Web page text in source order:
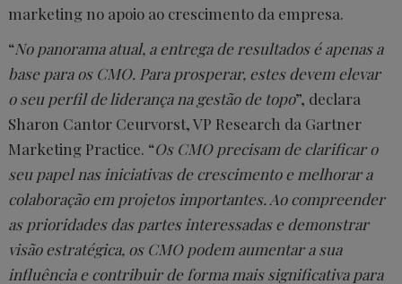
marketing no apoio ao crescimento da empresa.
“No panorama atual, a entrega de resultados é apenas a
base para os CMO. Para prosperar, estes devem elevar
o seu perfil de liderança na gestão de topo”, declara
Sharon Cantor Ceurvorst, VP Research da Gartner
Marketing Practice. “Os CMO precisam de clarificar o
seu papel nas iniciativas de crescimento e melhorar a
colaboração em projetos importantes. Ao compreender
as prioridades das partes interessadas e demonstrar
visão estratégica, os CMO podem aumentar a sua
influência e contribuir de forma mais significativa para